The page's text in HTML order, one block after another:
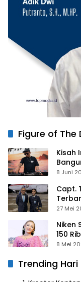
Figure of The
Kisah
8 Juni
Capt.
27 Mei
Niken
150
8 Mei
Trending Hari